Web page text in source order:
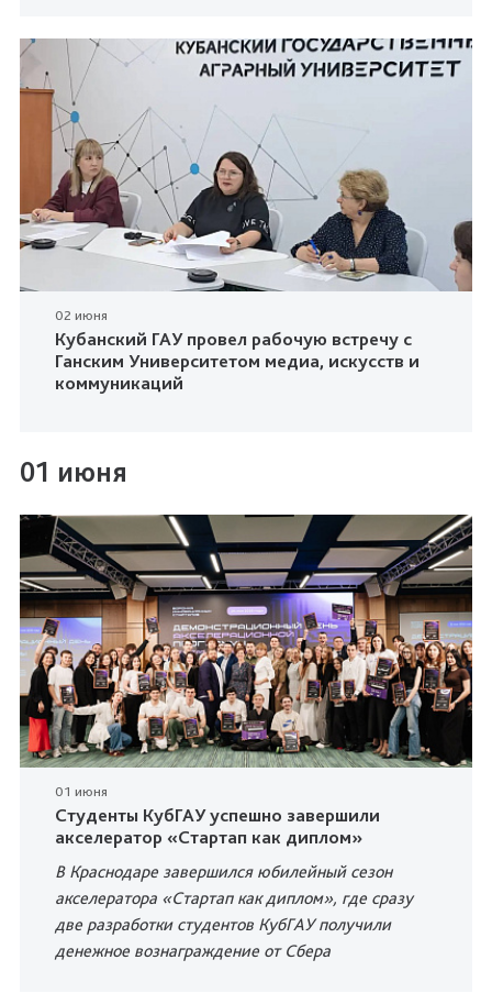
02 июня
Кубанский ГАУ провел рабочую встречу с
Ганским Университетом медиа, искусств и
коммуникаций
01 июня
01 июня
Студенты КубГАУ успешно завершили
акселератор «Стартап как диплом»
В Краснодаре завершился юбилейный сезон
акселератора «Стартап как диплом», где сразу
две разработки студентов КубГАУ получили
денежное вознаграждение от Сбера